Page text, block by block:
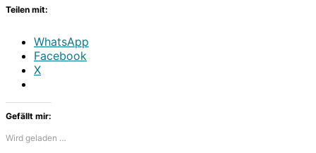
Teilen mit:
WhatsApp
Facebook
X
Gefällt mir:
Wird geladen …